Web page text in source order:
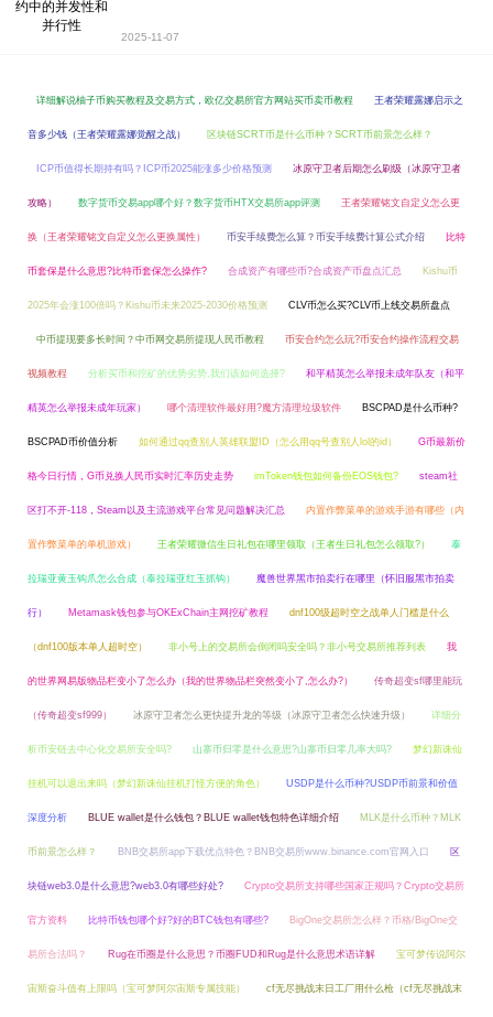
2025-11-07
详细解说柚子币购买教程及交易方式，欧亿交易所官方网站买币卖币教程 王者荣耀露娜启示之
音多少钱（王者荣耀露娜觉醒之战） 区块链SCRT币是什么币种？SCRT币前景怎么样？
ICP币值得长期持有吗？ICP币2025能涨多少价格预测 冰原守卫者后期怎么刷级（冰原守卫者
攻略） 数字货币交易app哪个好？数字货币HTX交易所app评测 王者荣耀铭文自定义怎么更
换（王者荣耀铭文自定义怎么更换属性） 币安手续费怎么算？币安手续费计算公式介绍 比特
币套保是什么意思?比特币套保怎么操作? 合成资产有哪些币?合成资产币盘点汇总 Kishu币
2025年会涨100倍吗？Kishu币未来2025-2030价格预测 CLV币怎么买?CLV币上线交易所盘点
中币提现要多长时间？中币网交易所提现人民币教程 币安合约怎么玩?币安合约操作流程交易
视频教程 分析买币和挖矿的优势劣势,我们该如何选择? 和平精英怎么举报未成年队友（和平
精英怎么举报未成年玩家） 哪个清理软件最好用?魔方清理垃圾软件 BSCPAD是什么币种?
BSCPAD币价值分析 如何通过qq查别人英雄联盟ID（怎么用qq号查别人lol的id） G币最新价
格今日行情，G币兑换人民币实时汇率历史走势 imToken钱包如何备份EOS钱包? steam社
区打不开-118，Steam以及主流游戏平台常见问题解决汇总 内置作弊菜单的游戏手游有哪些（内
置作弊菜单的单机游戏） 王者荣耀微信生日礼包在哪里领取（王者生日礼包怎么领取?） 泰
拉瑞亚黄玉钩爪怎么合成（泰拉瑞亚红玉抓钩） 魔兽世界黑市拍卖行在哪里（怀旧服黑市拍卖
行） Metamask钱包参与OKExChain主网挖矿教程 dnf100级超时空之战单人门槛是什么
（dnf100版本单人超时空） 非小号上的交易所会倒闭吗安全吗？非小号交易所推荐列表 我
的世界网易版物品栏变小了怎么办（我的世界物品栏突然变小了,怎么办?） 传奇超变sf哪里能玩
（传奇超变sf999） 冰原守卫者怎么更快提升龙的等级（冰原守卫者怎么快速升级） 详细分
析币安链去中心化交易所安全吗? 山寨币归零是什么意思?山寨币归零几率大吗? 梦幻新诛仙
挂机可以退出来吗（梦幻新诛仙挂机打怪方便的角色） USDP是什么币种?USDP币前景和价值
深度分析 BLUE wallet是什么钱包？BLUE wallet钱包特色详细介绍 MLK是什么币种？MLK
币前景怎么样？ BNB交易所app下载优点特色？BNB交易所www.binance.com官网入口 区
块链web3.0是什么意思?web3.0有哪些好处? Crypto交易所支持哪些国家正规吗？Crypto交易所
官方资料 比特币钱包哪个好?好的BTC钱包有哪些? BigOne交易所怎么样？币格/BigOne交
易所合法吗？ Rug在币圈是什么意思？币圈FUD和Rug是什么意思术语详解 宝可梦传说阿尔
宙斯奋斗值有上限吗（宝可梦阿尔宙斯专属技能） cf无尽挑战末日工厂用什么枪（cf无尽挑战末